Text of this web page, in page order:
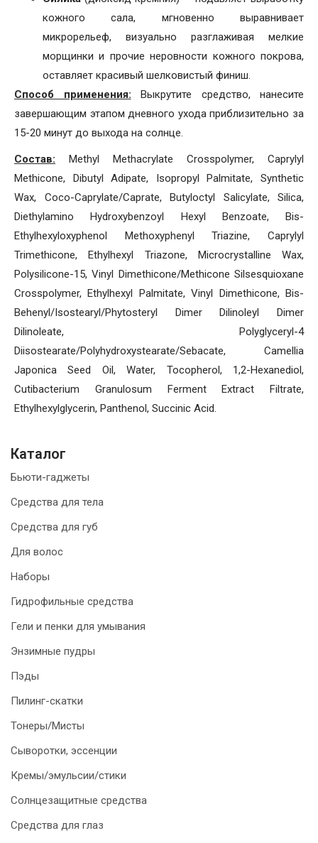
кожного сала, мгновенно выравнивает
микрорельеф, визуально разглаживая мелкие
морщинки и прочие неровности кожного покрова,
оставляет красивый шелковистый финиш.
Способ применения: Выкрутите средство, нанесите
завершающим этапом дневного ухода приблизительно за
15-20 минут до выхода на солнце.
Состав: Methyl Methacrylate Crosspolymer, Caprylyl
Methicone, Dibutyl Adipate, Isopropyl Palmitate, Synthetic
Wax, Coco-Caprylate/Caprate, Butyloctyl Salicylate, Silica,
Diethylamino Hydroxybenzoyl Hexyl Benzoate, Bis-
Ethylhexyloxyphenol Methoxyphenyl Triazine, Caprylyl
Trimethicone, Ethylhexyl Triazone, Microcrystalline Wax,
Polysilicone-15, Vinyl Dimethicone/Methicone Silsesquioxane
Crosspolymer, Ethylhexyl Palmitate, Vinyl Dimethicone, Bis-
Behenyl/Isostearyl/Phytosteryl Dimer Dilinoleyl Dimer
Dilinoleate, Polyglyceryl-4
Diisostearate/Polyhydroxystearate/Sebacate, Camellia
Japonica Seed Oil, Water, Tocopherol, 1,2-Hexanediol,
Cutibacterium Granulosum Ferment Extract Filtrate,
Ethylhexylglycerin, Panthenol, Succinic Acid.
Каталог
Бьюти-гаджеты
Средства для тела
Средства для губ
Для волос
Наборы
Гидрофильные средства
Гели и пенки для умывания
Энзимные пудры
Пэды
Пилинг-скатки
Тонеры/Мисты
Сыворотки, эссенции
Кремы/эмульсии/стики
Солнцезащитные средства
Средства для глаз